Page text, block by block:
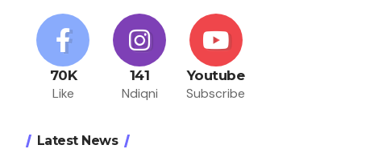
70K
Like
141
Ndiqni
Youtube
Subscribe
Latest News